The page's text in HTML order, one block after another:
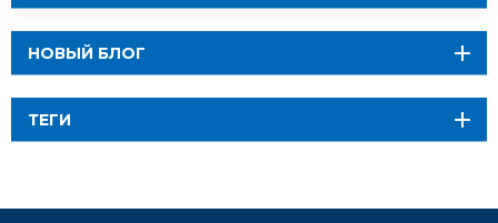
НОВЫЙ БЛОГ
ТЕГИ